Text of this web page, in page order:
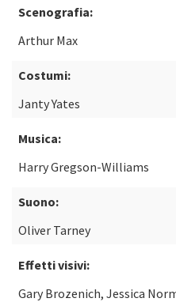
Scenografia:
Arthur Max
Costumi:
Janty Yates
Musica:
Harry Gregson-Williams
Suono:
Oliver Tarney
Effetti visivi:
Gary Brozenich, Jessica